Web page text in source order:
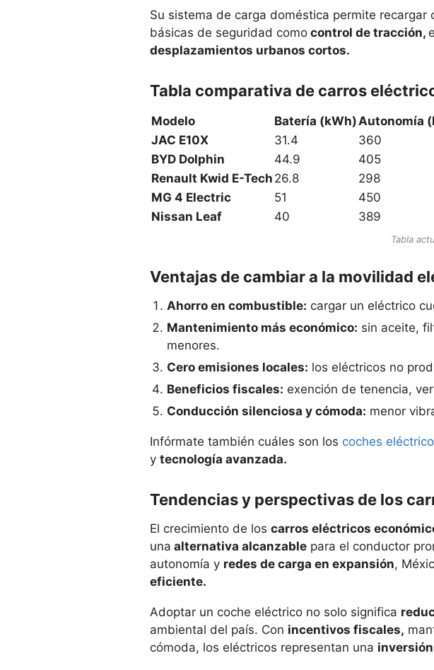
Su sistema de carga doméstica permite recargar
básicas de seguridad como control de tracción,
desplazamientos urbanos cortos.
Tabla comparativa de carros
Modelo Batería (kWh)Autonomía
JAC E10X
31.4 360
BYD Dolphin
44.9 405
Renault Kwid E-Tech 26.8 298
MG 4 Electric
51 450
Nissan Leaf
40 389
Tabla
Ventajas de cambiar a la movilidad
Ahorro en combustible: cargar un eléctrico
Mantenimiento más económico: sin aceite,
menores.
Cero emisiones locales: los eléctricos no
Beneficios fiscales: exención de tenencia,
Conducción silenciosa y cómoda: menor
Infórmate también cuáles son los coches
y tecnología avanzada.
Tendencias y perspectivas de los
El crecimiento de los carros eléctricos
una alternativa alcanzable para el conductor
autonomía y redes de carga en expansión,
eficiente.
Adoptar un coche eléctrico no solo significa
ambiental del país. Con incentivos fiscales,
cómoda, los eléctricos representan una